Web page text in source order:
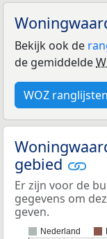
Bekijk ook de
de gemiddelde
WOZ ranglijsten
gebied
Er zijn voor de
gegevens om
geven.
Nederland